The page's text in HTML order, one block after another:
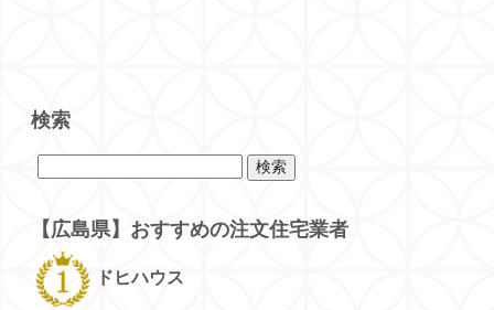
検索
【広島県】おすすめの注文住宅業者
ドヒハウス